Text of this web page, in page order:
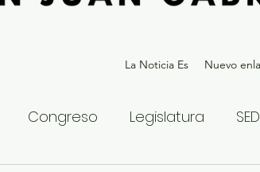
La Noticia Es Nuevo
Congreso Legislatura